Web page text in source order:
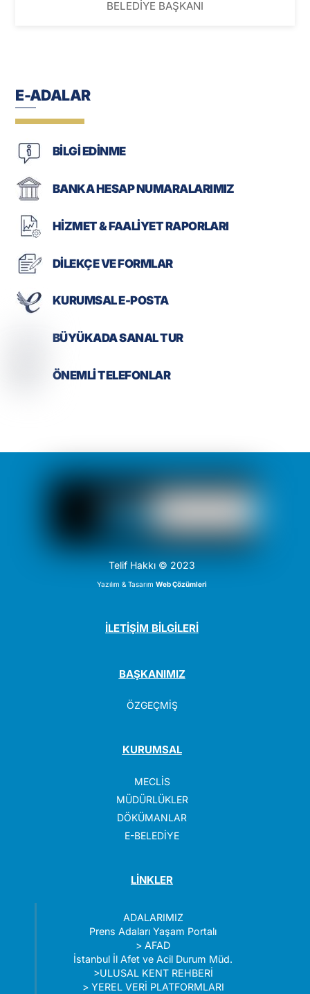
BELEDİYE BAŞKANI
E-ADALAR
BİLGİ EDİNME
BANKA HESAP NUMARALARIMIZ
HİZMET & FAALİYET RAPORLARI
DİLEKÇE VE FORMLAR
KURUMSAL E-POSTA
BÜYÜKADA SANAL TUR
ÖNEMLİ TELEFONLAR
Telif Hakkı © 2023
Yazılım & TasarımWeb Çözümleri
İLETİŞİM BİLGİLERİ
BAŞKANIMIZ
ÖZGEÇMİŞ
KURUMSAL
MECLİS
MÜDÜRLÜKLER
DÖKÜMANLAR
E-BELEDİYE
LİNKLER
ADALARIMIZ
Prens Adaları Yaşam Portalı
>AFAD
İstanbul İl Afet ve Acil Durum Müd.
>ULUSAL KENT REHBERİ
> YEREL VERİ PLATFORMLARI